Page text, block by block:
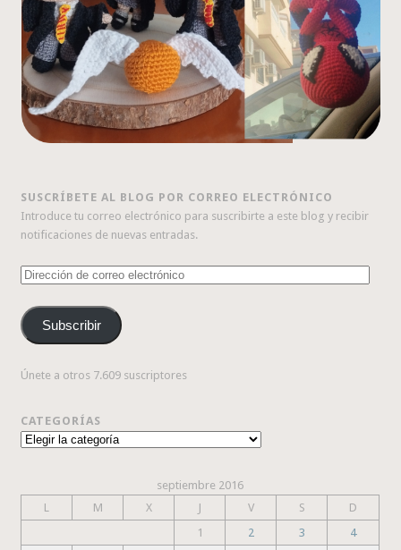
SUSCRÍBETE AL BLOG POR CORREO ELECTRÓNICO
Introduce tu correo electrónico para suscribirte a este blog y recibir
notificaciones de nuevas entradas.
Dirección
correo
electrónico
Subscribir
Únete a otros 7.609 suscriptores
CATEGORÍAS
Categorías
septiembre 2016
L
M X J V S
D
1
2 3
4